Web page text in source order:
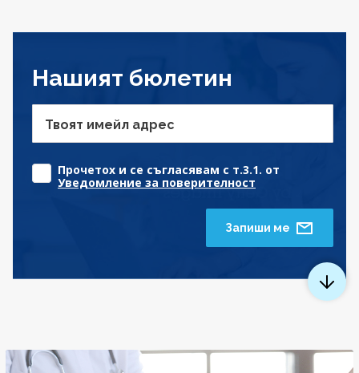
Нашият бюлетин
Твоят имейл адрес
Прочетох и се съгласявам с т.3.1. от
Уведомление за поверителност
Запиши ме